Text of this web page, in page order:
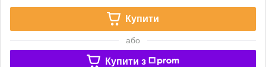
Купити
або
Купити з